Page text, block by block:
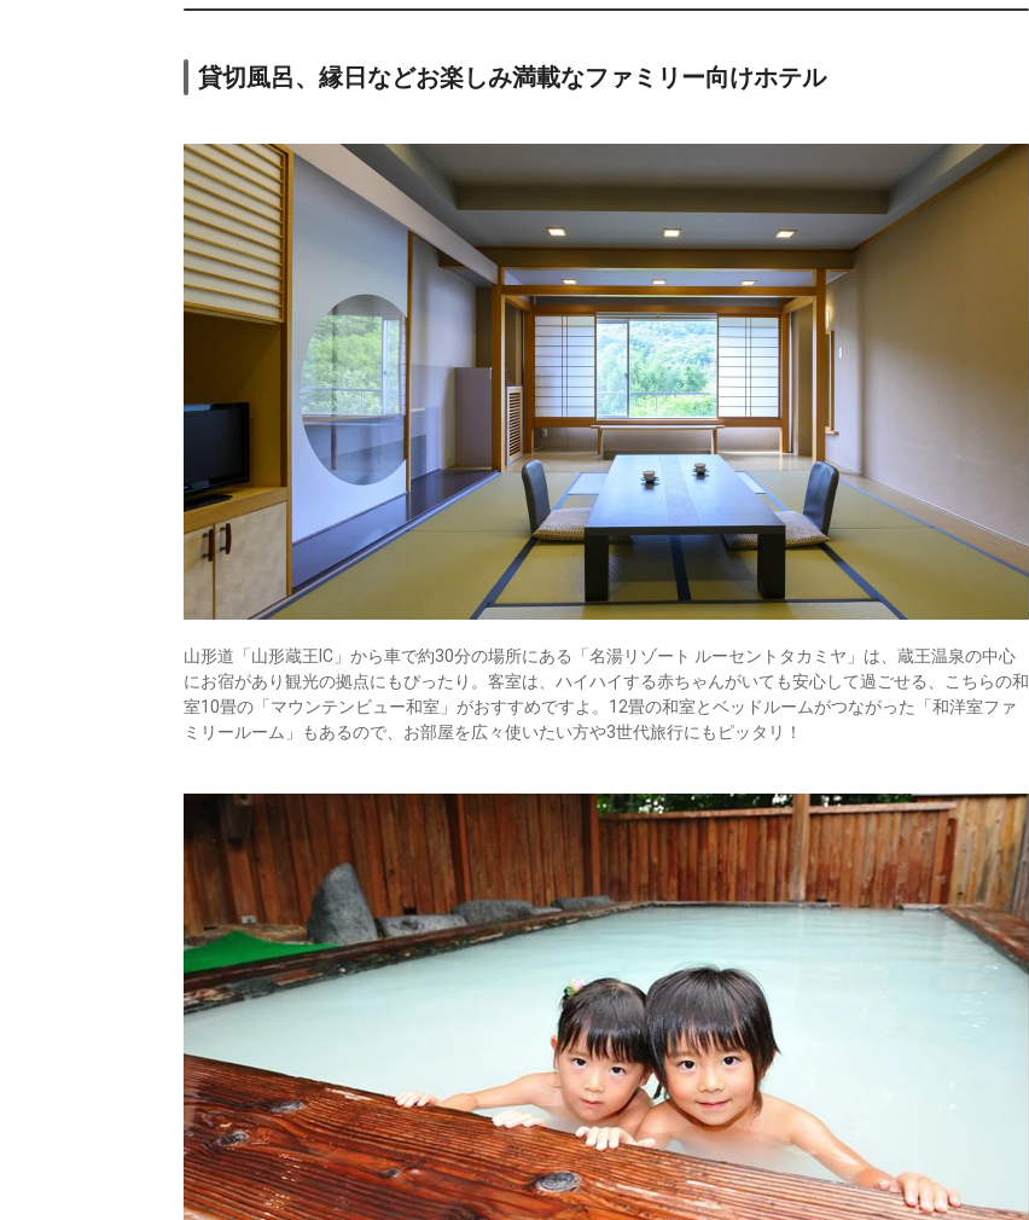
貸切風呂、縁日などお楽しみ満載なファミリー向けホテル
山形道「山形蔵王IC」から車で約30分の場所にある「名湯リゾート ルーセントタカミヤ」は、蔵王温泉の中心
にお宿があり観光の拠点にもぴったり。客室は、ハイハイする赤ちゃんがいても安心して過ごせる、こちらの和
室10畳の「マウンテンビュー和室」がおすすめですよ。12畳の和室とベッドルームがつながった「和洋室ファ
ミリールーム」もあるので、お部屋を広々使いたい方や3世代旅行にもピッタリ！